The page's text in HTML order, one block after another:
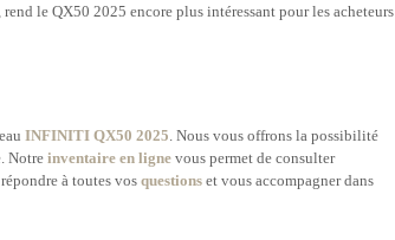
le QX50 2025 encore plus intéressant pour les acheteurs
INFINITI QX50 2025 . Nous vous offrons la possibilité
Notre inventaire en ligne vous permet de consulter
à toutes vos questions et vous accompagner dans